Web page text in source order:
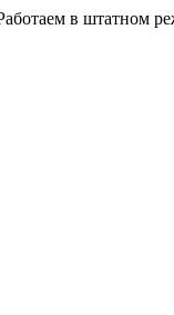
в штатном